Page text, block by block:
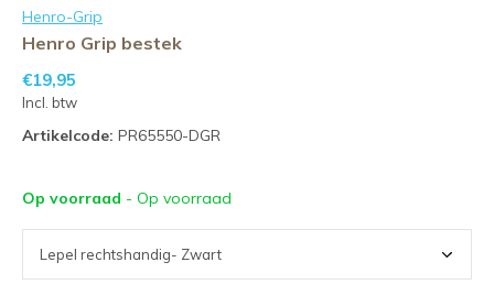
Henro-Grip
Henro Grip bestek
€19,95
Incl. btw
Artikelcode: PR65550-DGR
Op voorraad - Op voorraad